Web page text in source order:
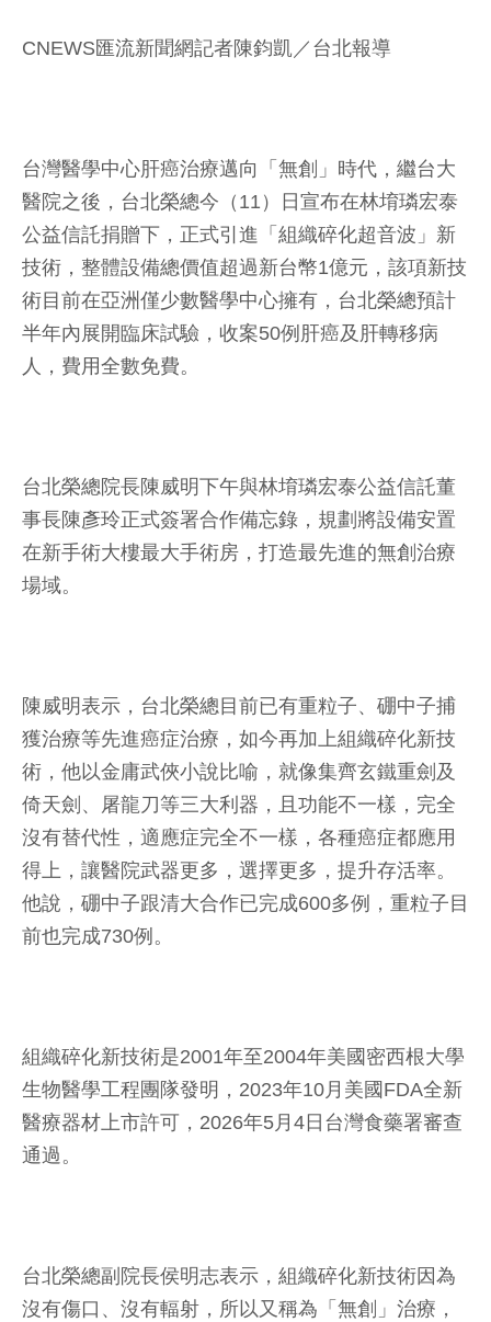
CNEWS匯流新聞網記者陳鈞凱／台北報導
台灣醫學中心肝癌治療邁向「無創」時代，繼台大
醫院之後，台北榮總今（11）日宣布在林堉璘宏泰
公益信託捐贈下，正式引進「組織碎化超音波」新
技術，整體設備總價值超過新台幣1億元，該項新技
術目前在亞洲僅少數醫學中心擁有，台北榮總預計
半年內展開臨床試驗，收案50例肝癌及肝轉移病
人，費用全數免費。
台北榮總院長陳威明下午與林堉璘宏泰公益信託董
事長陳彥玲正式簽署合作備忘錄，規劃將設備安置
在新手術大樓最大手術房，打造最先進的無創治療
場域。
陳威明表示，台北榮總目前已有重粒子、硼中子捕
獲治療等先進癌症治療，如今再加上組織碎化新技
術，他以金庸武俠小說比喻，就像集齊玄鐵重劍及
倚天劍、屠龍刀等三大利器，且功能不一樣，完全
沒有替代性，適應症完全不一樣，各種癌症都應用
得上，讓醫院武器更多，選擇更多，提升存活率。
他說，硼中子跟清大合作已完成600多例，重粒子目
前也完成730例。
組織碎化新技術是2001年至2004年美國密西根大學
生物醫學工程團隊發明，2023年10月美國FDA全新
醫療器材上市許可，2026年5月4日台灣食藥署審查
通過。
台北榮總副院長侯明志表示，組織碎化新技術因為
沒有傷口、沒有輻射，所以又稱為「無創」治療，